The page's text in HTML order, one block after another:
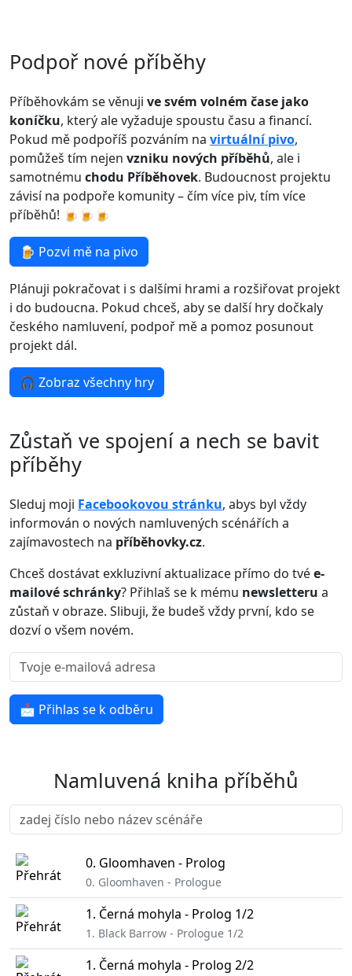
Podpoř nové příběhy
Příběhovkám se věnuji ve svém volném čase jako
koníčku, který ale vyžaduje spoustu času a financí.
Pokud mě podpoříš pozváním na virtuální pivo,
pomůžeš tím nejen vzniku nových příběhů, ale i
samotnému chodu Příběhovek. Budoucnost projektu
závisí na podpoře komunity – čím více piv, tím více
příběhů! 🍺🍺🍺
🍺 Pozvi mě na pivo
Plánuji pokračovat i s dalšími hrami a rozšiřovat projekt
i do budoucna. Pokud chceš, aby se další hry dočkaly
českého namluvení, podpoř mě a pomoz posunout
projekt dál.
🎧 Zobraz všechny hry
Zůstaň ve spojení a nech se bavit
příběhy
Sleduj moji Facebookovou stránku, abys byl vždy
informován o nových namluvených scénářích a
zajímavostech na příběhovky.cz.
Chceš dostávat exkluzivní aktualizace přímo do tvée-
mailové schránky? Přihlaš se k mému newsletteru a
zůstaň v obraze. Slibuji, že budeš vždy první, kdo se
dozví o všem novém.
Namluvená kniha příběhů
0. Gloomhaven - Prolog
0. Gloomhaven - Prologue
1. Černá mohyla - Prolog 1/2
1. Black Barrow - Prologue 1/2
1. Černá mohyla - Prolog 2/2